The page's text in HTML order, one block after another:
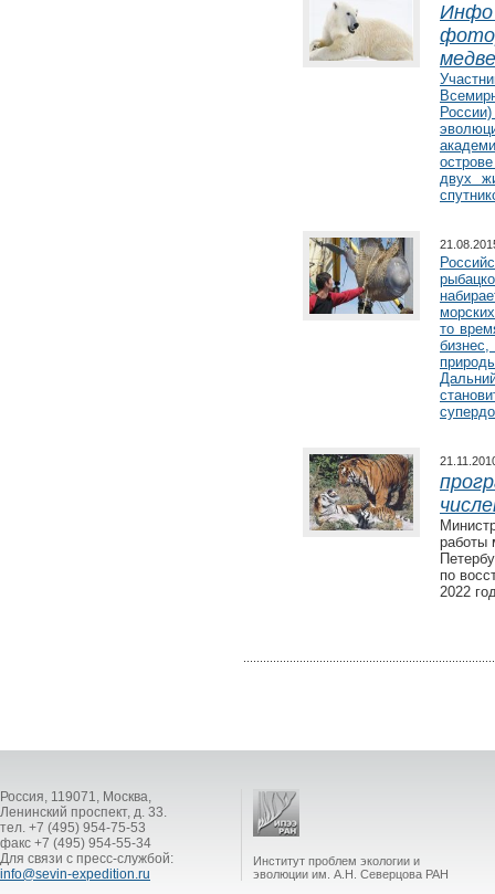
Инфо
двух
то
работы
по
2022
Россия, 119071, Москва,
Ленинский проспект, д. 33.
тел. +7 (495) 954-75-53
факс +7 (495) 954-55-34
Для связи с пресс-службой:
info@sevin-expedition.ru
Институт проблем экологии и
эволюции им. А.Н. Северцова РАН